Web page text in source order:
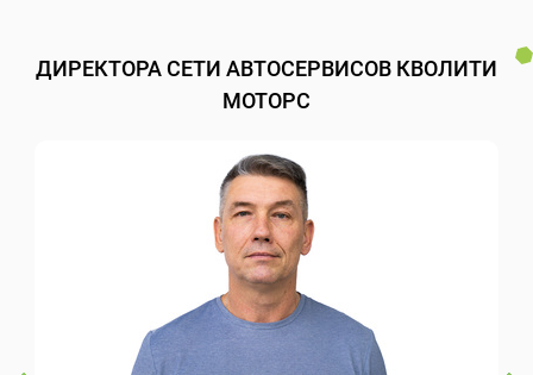
ДИРЕКТОРА СЕТИ АВТОСЕРВИСОВ КВОЛИТИ
МОТОРС